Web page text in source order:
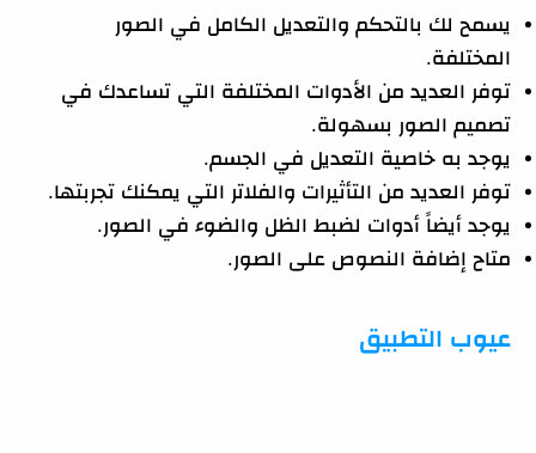
يسمح لك بالتحكم والتعديل الكامل في الصور
المختلفة.
توفر العديد من الأدوات المختلفة التي تساعدك في
تصميم الصور بسهولة.
يوجد به خاصية التعديل في الجسم.
توفر العديد من التأثيرات والفلاتر التي يمكنك تجربتها.
يوجد أيضاً أدوات لضبط الظل والضوء في الصور.
متاح إضافة النصوص على الصور.
عيوب التطبيق